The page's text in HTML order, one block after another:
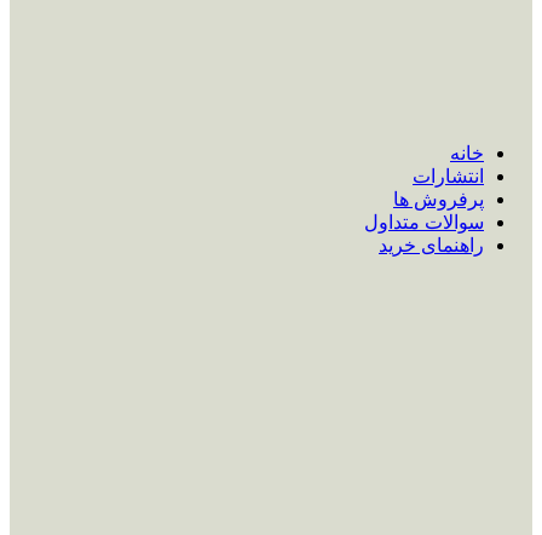
خانه
انتشارات
پرفروش ها
سوالات متداول
راهنمای خرید